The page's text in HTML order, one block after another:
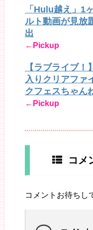
「Hulu越え」1
ルト動画が見放
出
←Pickup
【ラブライブ
入りクリアファ
クフェスちゃん
←Pickup
コメ
コメントお待ちし